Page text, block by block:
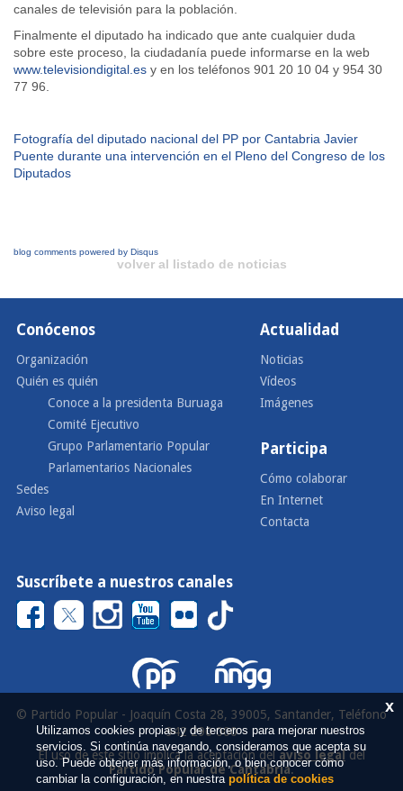
canales de televisión para la población.
Finalmente el diputado ha indicado que ante cualquier duda
sobre este proceso, la ciudadanía puede informarse en la web
www.televisiondigital.es y en los teléfonos 901 20 10 04 y 954 30
77 96.
Fotografía del diputado nacional del PP por Cantabria Javier
Puente durante una intervención en el Pleno del Congreso de los
Diputados
blog comments powered by Disqus
volver al listado de noticias
Conócenos
Organización
Quién es quién
Conoce a la presidenta Buruaga
Comité Ejecutivo
Grupo Parlamentario Popular
Parlamentarios Nacionales
Sedes
Aviso legal
Actualidad
Noticias
Vídeos
Imágenes
Participa
Cómo colaborar
En Internet
Contacta
Suscríbete a nuestros canales
© Partido Popular - Joaquín Costa 28, 39005, Santander, Teléfono
942 290 000
El uso de este sitio implica la aceptación delaviso legaldel
Partido Popular de Cantabria.
x
Utilizamos cookies propias y de terceros para mejorar nuestros
servicios. Si continúa navegando, consideramos que acepta su
uso. Puede obtener más información, o bien conocer cómo
cambiar la configuración, en nuestra política de cookies